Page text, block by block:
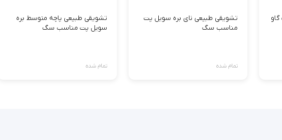
تشویقی طبیعی نای بره سویل پت
مناسب سگ
تمام شده
تشویقی طبیعی پاچه متوسط بره
سویل پت مناسب سگ
تمام شده